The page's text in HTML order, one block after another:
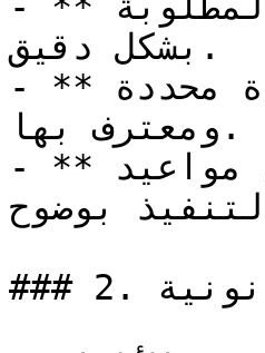
بشكل دقيق.
- **الجودة والمعايير**: الالتزام بمعايير جودة محددة
ومعترف بها.
- **الجدول الزمني**: يجب أن يُحدد العقد مواعيد
التنفيذ بوضوح.
### 2. العقود القانونية